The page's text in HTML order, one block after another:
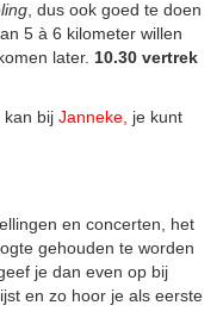
, dus ook goed te doen
5 à 6 kilometer willen
later. 10.30 vertrek
kan bij Janneke je kunt
en concerten, het
gehouden te worden
je dan even op bij
en zo hoor je als eerste